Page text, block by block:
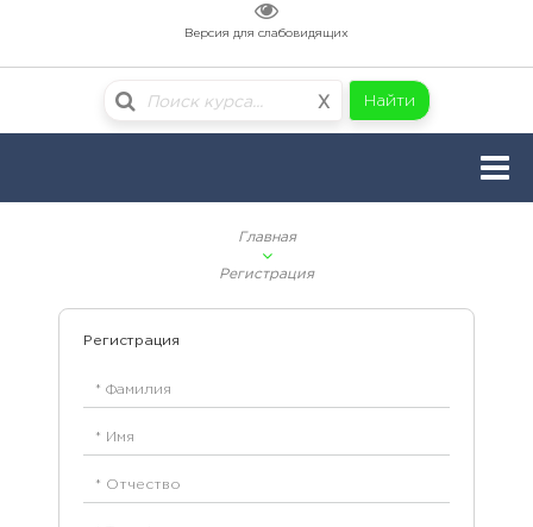
Версия для слабовидящих
X Найти
Главная
Регистрация
Регистрация